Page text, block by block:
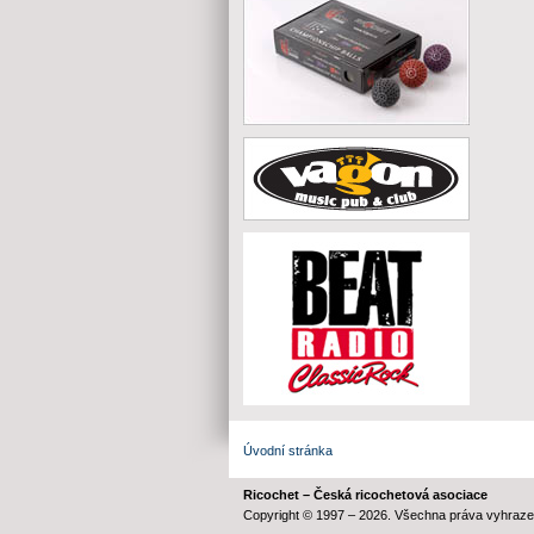
Úvodní stránka
Ricochet – Česká ricochetová asociace
Copyright © 1997 – 2026. Všechna práva